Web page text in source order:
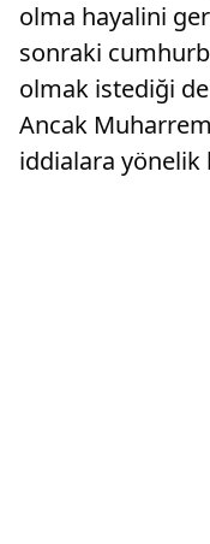
olma hayalini
sonraki
olmak istediği de
Ancak
iddialara yönelik